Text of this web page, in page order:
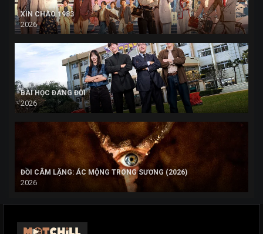
XIN CHÀO 1983
2026
BÀI HỌC ĐÁNG ĐỜI
2026
ĐỒI CÂM LẶNG: ÁC MỘNG TRONG SƯƠNG (2026)
2026